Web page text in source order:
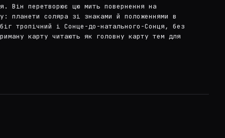
Він перетворює цю мить повернення на
планети соляра зі знаками й положеннями в
тропічний і Сонце-до-натального-Сонця, без
карту читають як головну карту тем для